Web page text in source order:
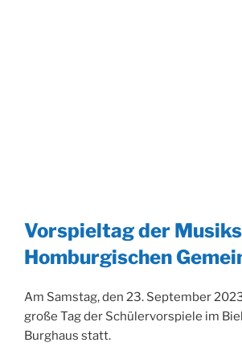
Vorspieltag der
Homburgischen
Am Samstag, den 23. September
große Tag der Schülervorspiele im
Burghaus statt.